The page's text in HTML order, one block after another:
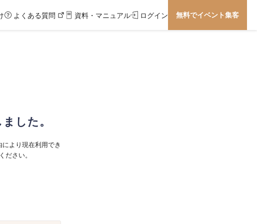
よくある質問 資料・マニュアル ログイン 無料でイベント集客
した。
より現在利用でき
ださい。